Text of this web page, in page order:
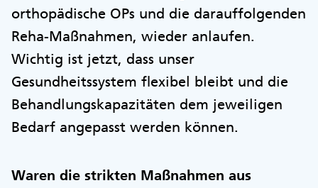
orthopädische OPs und die darauffolgenden
Reha-Maßnahmen, wieder anlaufen.
Wichtig ist jetzt, dass unser
Gesundheitssystem flexibel bleibt und die
Behandlungskapazitäten dem jeweiligen
Bedarf angepasst werden können.
Waren die strikten Maßnahmen aus